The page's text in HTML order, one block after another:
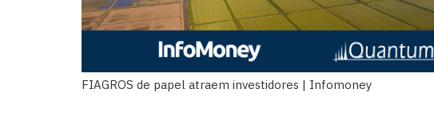
FIAGROS de papel atraem investidores | Infomoney